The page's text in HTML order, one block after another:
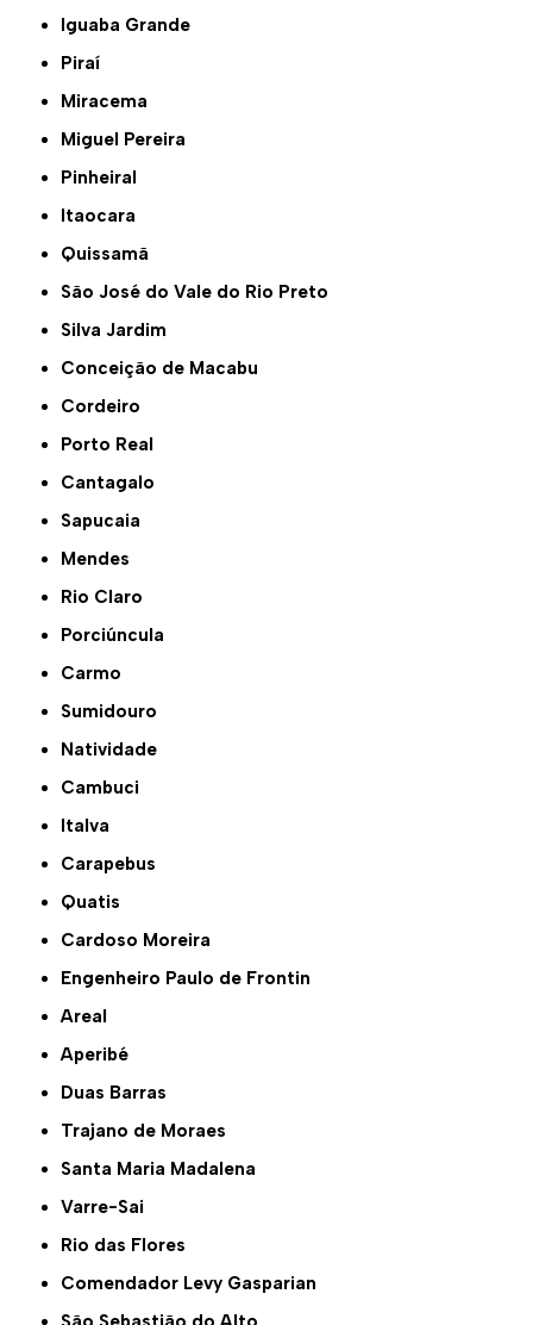
Iguaba Grande
Piraí
Miracema
Miguel Pereira
Pinheiral
Itaocara
Quissamã
São José do Vale do Rio Preto
Silva Jardim
Conceição de Macabu
Cordeiro
Porto Real
Cantagalo
Sapucaia
Mendes
Rio Claro
Porciúncula
Carmo
Sumidouro
Natividade
Cambuci
Italva
Carapebus
Quatis
Cardoso Moreira
Engenheiro Paulo de Frontin
Areal
Aperibé
Duas Barras
Trajano de Moraes
Santa Maria Madalena
Varre-Sai
Rio das Flores
Comendador Levy Gasparian